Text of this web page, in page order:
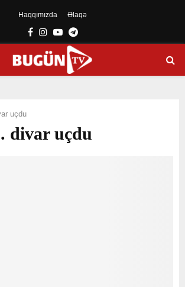
Haqqımızda Əlaqə
Facebook
Instagram
YoutubeTelegram
uçdu
divar uçdu